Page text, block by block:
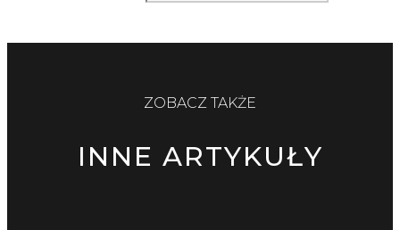
ZOBACZ TAKŻE
INNE ARTYKUŁY